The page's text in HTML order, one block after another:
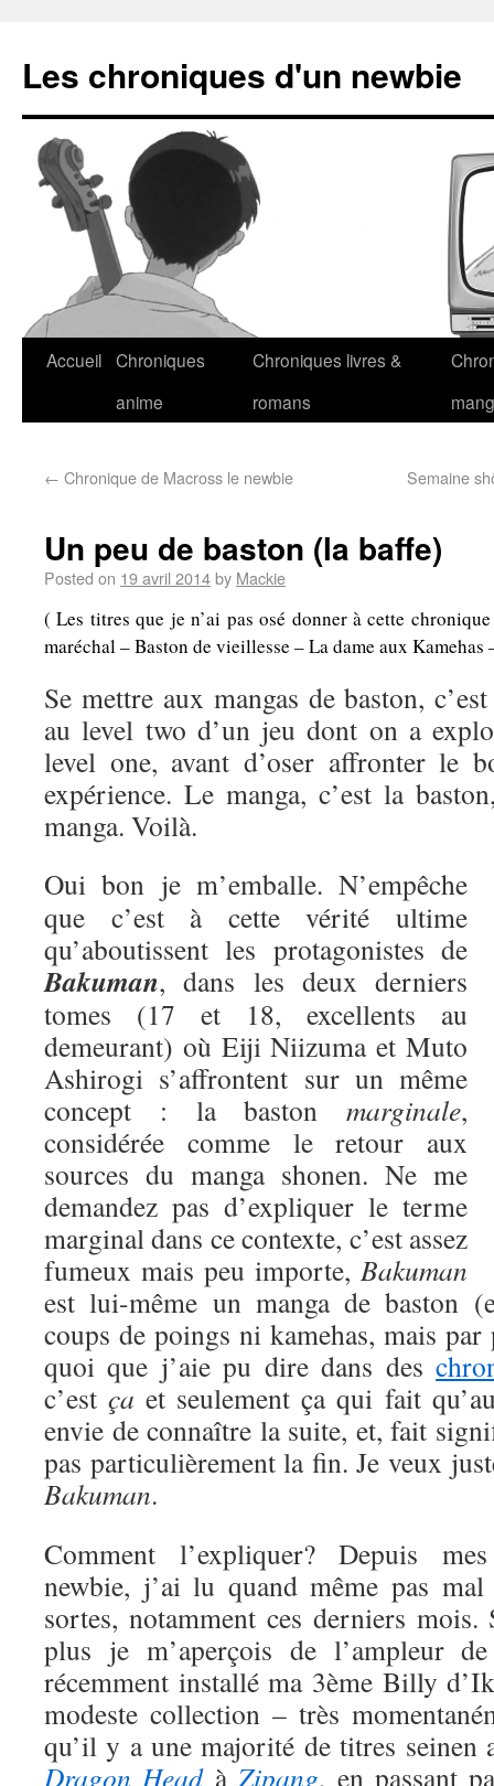
Les chroniques d'un newbie
Accueil Chroniques
anime
Chroniques livres &
romans
← Chronique de Macross le newbie Semaine
Un peu de baston (la baffe)
Posted on 19 avril 2014by Mackie
( Les titres que je n’ai pas osé donner à cette
maréchal – Baston de vieillesse – La dame aux
Se mettre aux mangas de baston,
au level two d’un jeu dont on a
level one, avant d’oser affronter le
expérience. Le manga, c’est la
manga. Voilà.
Oui bon je m’emballe. N’empêche
que c’est à cette vérité ultime
qu’aboutissent les protagonistes de
Bakuman, dans les deux derniers
tomes (17 et 18, excellents au
demeurant) où Eiji Niizuma et Muto
Ashirogi s’affrontent sur un même
concept : la baston marginale,
considérée comme le retour aux
sources du manga shonen. Ne me
demandez pas d’expliquer le terme
marginal dans ce contexte, c’est assez
fumeux mais peu importe, Bakuman
est lui-même un manga de baston
coups de poings ni kamehas, mais
quoi que j’aie pu dire dans des
c’estça et seulement ça qui fait
envie de connaître la suite, et, fait
pas particulièrement la fin. Je veux
Bakuman.
Comment l’expliquer? Depuis
newbie, j’ai lu quand même pas
sortes, notamment ces derniers
plus je m’aperçois de l’ampleur
récemment installé ma 3ème Billy
modeste collection – très
qu’il y a une majorité de titres seinen
Dragon HeadàZipang, en passant